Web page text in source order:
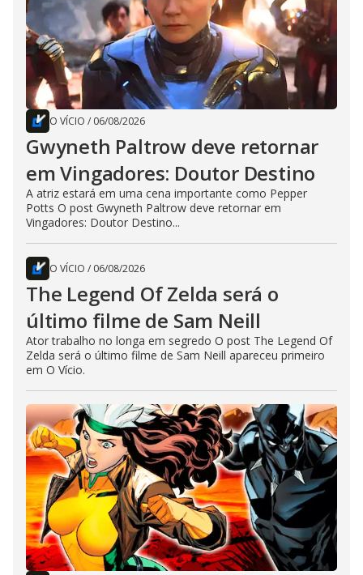
O VÍCIO / 06/08/2026
Gwyneth Paltrow deve retornar
em Vingadores: Doutor Destino
A atriz estará em uma cena importante como Pepper
Potts O post Gwyneth Paltrow deve retornar em
Vingadores: Doutor Destino...
O VÍCIO / 06/08/2026
The Legend Of Zelda será o
último filme de Sam Neill
Ator trabalho no longa em segredo O post The Legend Of
Zelda será o último filme de Sam Neill apareceu primeiro
em O Vício.